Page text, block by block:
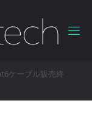
ケーブル販売終